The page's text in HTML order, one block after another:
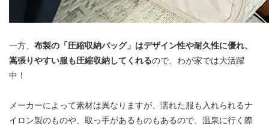
一方、 布製の「圧縮収納バッグ」はデザイン性や耐久性に優れ、
嵩張りやすい服も圧縮収納してくれるので、わが家では大活躍
中！
メーカーによって素材は異なりますが、濡れた服も入れられるナ
イロン製のものや、取っ手があるものもあるので、温泉に行く際